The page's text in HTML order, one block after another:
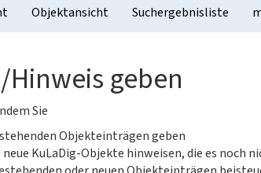
Objektansicht Suchergebnisliste
geben
Sie
Objekteinträgen geben
KuLaDig-Objekte hinweisen, die es noch